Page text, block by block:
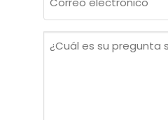
electrónico
¿Cuál